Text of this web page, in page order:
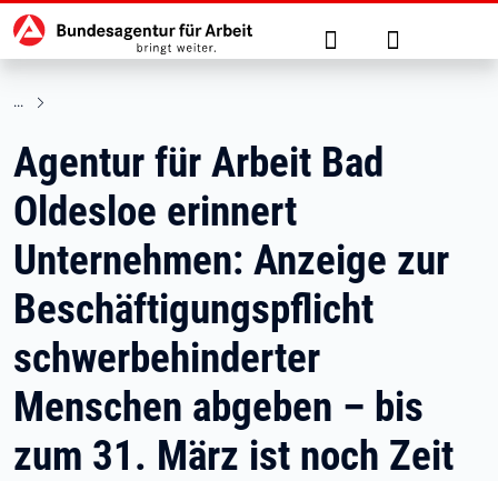
zu den Hauptinhalten springen
Hauptnavigation Suche Anmelden
Agentur für Arbeit Bad
Oldesloe erinnert
Unternehmen: Anzeige zur
Beschäftigungspflicht
schwerbehinderter
Menschen abgeben – bis
zum 31. März ist noch Zeit